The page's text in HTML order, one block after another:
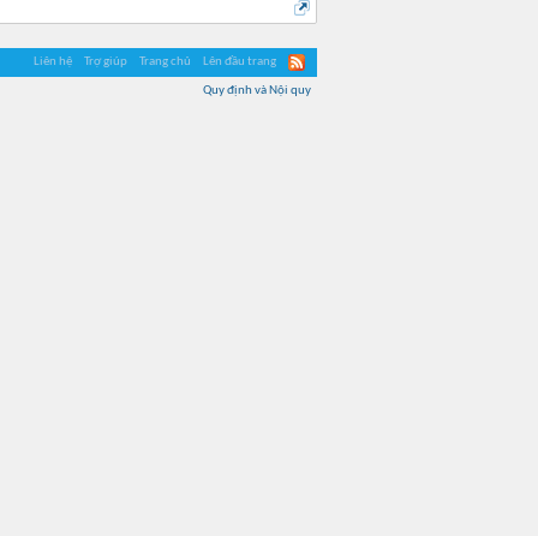
Liên hệ Trợ giúp Trang chủ Lên đầu trang
Quy định và Nội quy